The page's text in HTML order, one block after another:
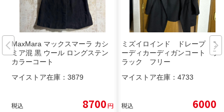
MaxMara マックスマーラ カシ
ミア混 黒 ウール ロングステン
カラーコート
マイストア在庫： 3879
税込 8700円
ミズイロインド ドレープ フ
ーディカーディガンコート ブ
ラック フリー
マイストア在庫： 4733
税込 6000